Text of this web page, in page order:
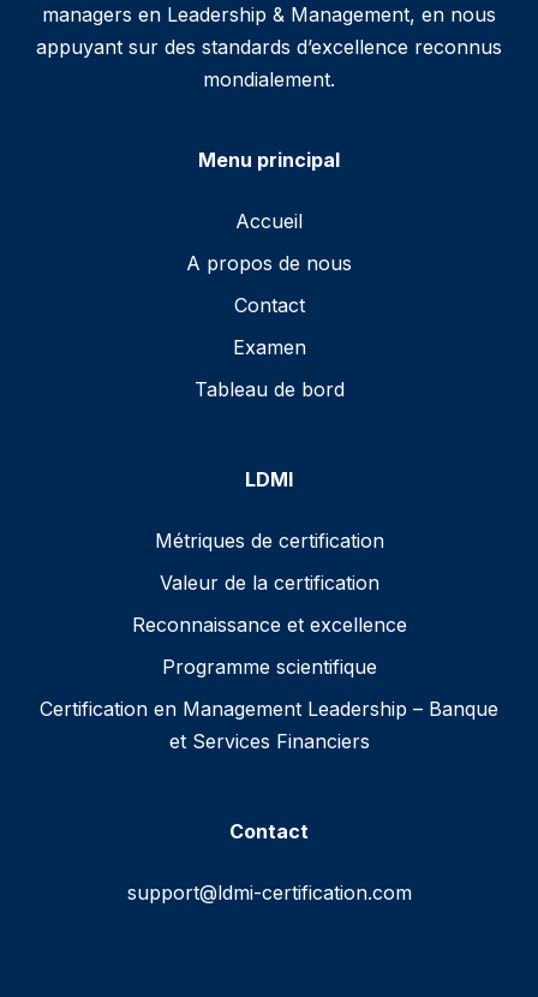
managers en Leadership & Management, en nous
appuyant sur des standards d’excellence reconnus
mondialement.
Menu principal
Accueil
A propos de nous
Contact
Examen
Tableau de bord
LDMI
Métriques de certification
Valeur de la certification
Reconnaissance et excellence
Programme scientifique
Certification en Management Leadership – Banque
et Services Financiers
Contact
support@ldmi-certification.com